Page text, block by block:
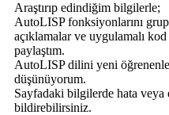
Araştırıp edindiğim bilgilerle;
AutoLISP fonksiyonlarını
açıklamalar ve uygulamalı
paylaştım.
AutoLISP dilini yeni
düşünüyorum.
Sayfadaki bilgilerde hata
bildirebilirsiniz.